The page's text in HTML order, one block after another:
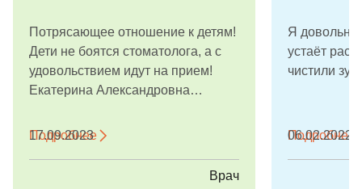
Потрясающее отношение к детям!
Дети не боятся стоматолога, а с
удовольствием идут на прием!
Екатерина Александровна
фея. Детки легко ей доверяют и
профессиональную консультацию
Подробнее
17.09.2023
Врач
Я
устаёт
чистили
Подробнее
06.02.2022